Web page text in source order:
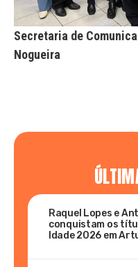
Secretaria de
Nogueira
Raquel Lopes e
conquistam os
Idade 2026 em